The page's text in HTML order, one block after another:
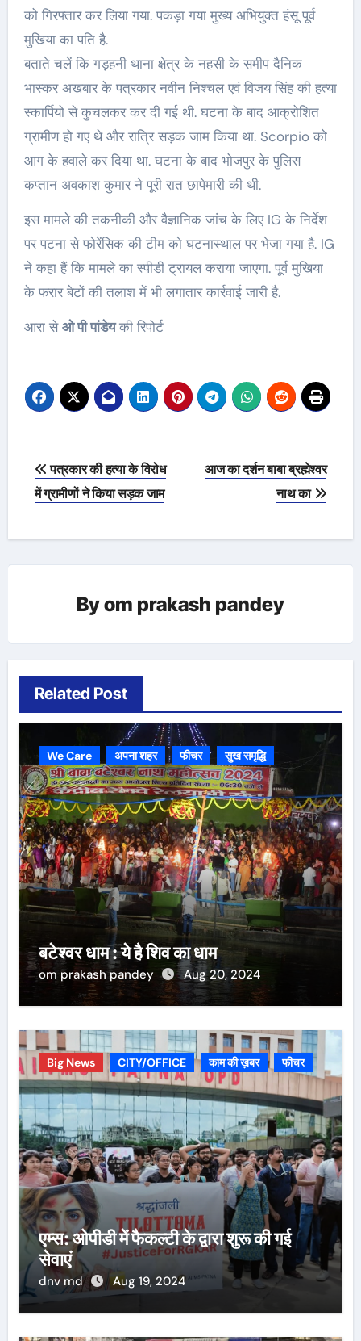
को गिरफ्तार कर लिया गया. पकड़ा गया मुख्य अभियुक्त हंसू पूर्व
मुखिया का पति है.
बताते चलें कि गड़हनी थाना क्षेत्र के नहसी के समीप दैनिक
भास्कर अखबार के पत्रकार नवीन निश्चल एवं विजय सिंह की हत्या
स्कार्पियो से कुचलकर कर दी गई थी. घटना के बाद आक्रोशित
ग्रामीण हो गए थे और रात्रि सड़क जाम किया था. Scorpio को
आग के हवाले कर दिया था. घटना के बाद भोजपुर के पुलिस
कप्तान अवकाश कुमार ने पूरी रात छापेमारी की थी.
इस मामले की तकनीकी और वैज्ञानिक जांच के लिए IG के निर्देश
पर पटना से फोरेंसिक की टीम को घटनास्थाल पर भेजा गया है. IG
ने कहा हैं कि मामले का स्पीडी ट्रायल कराया जाएगा. पूर्व मुखिया
के फरार बेटों की तलाश में भी लगातार कार्रवाई जारी है.
आरा सेओ पी पांडेयकी रिपोर्ट
Post
navigation
पत्रकार की हत्या के विरोध
में ग्रामीणों ने किया सड़क जाम
आज का दर्शन बाबा ब्रह्मेश्वर
नाथ का
Byom prakash pandey
Related Post
We Care अपना शहर फीचर सुख समृद्धि
बटेश्वर धाम : ये है शिव का धाम
om prakash pandey Aug 20, 2024
Big News CITY/OFFICE काम की ख़बर फीचर
एम्स: ओपीडी में फैकल्टी के द्वारा शुरू की गई
सेवाएं
dnv md Aug 19, 2024